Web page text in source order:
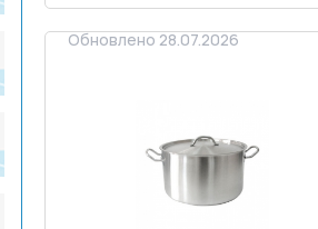
Обновлено 28.07.2026